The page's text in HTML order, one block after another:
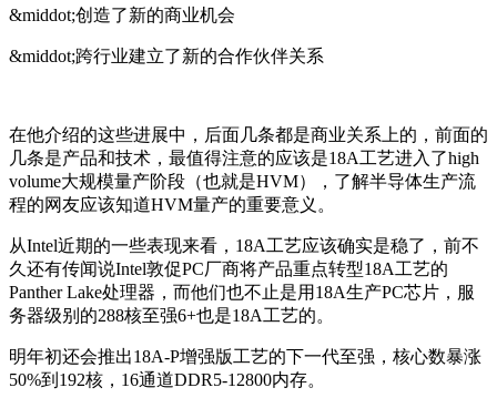
&middot;创造了新的商业机会
&middot;跨行业建立了新的合作伙伴关系
在他介绍的这些进展中，后面几条都是商业关系上的，前面的
几条是产品和技术，最值得注意的应该是18A工艺进入了high
volume大规模量产阶段（也就是HVM），了解半导体生产流
程的网友应该知道HVM量产的重要意义。
从Intel近期的一些表现来看，18A工艺应该确实是稳了，前不
久还有传闻说Intel敦促PC厂商将产品重点转型18A工艺的
Panther Lake处理器，而他们也不止是用18A生产PC芯片，服
务器级别的288核至强6+也是18A工艺的。
明年初还会推出18A-P增强版工艺的下一代至强，核心数暴涨
50%到192核，16通道DDR5-12800内存。